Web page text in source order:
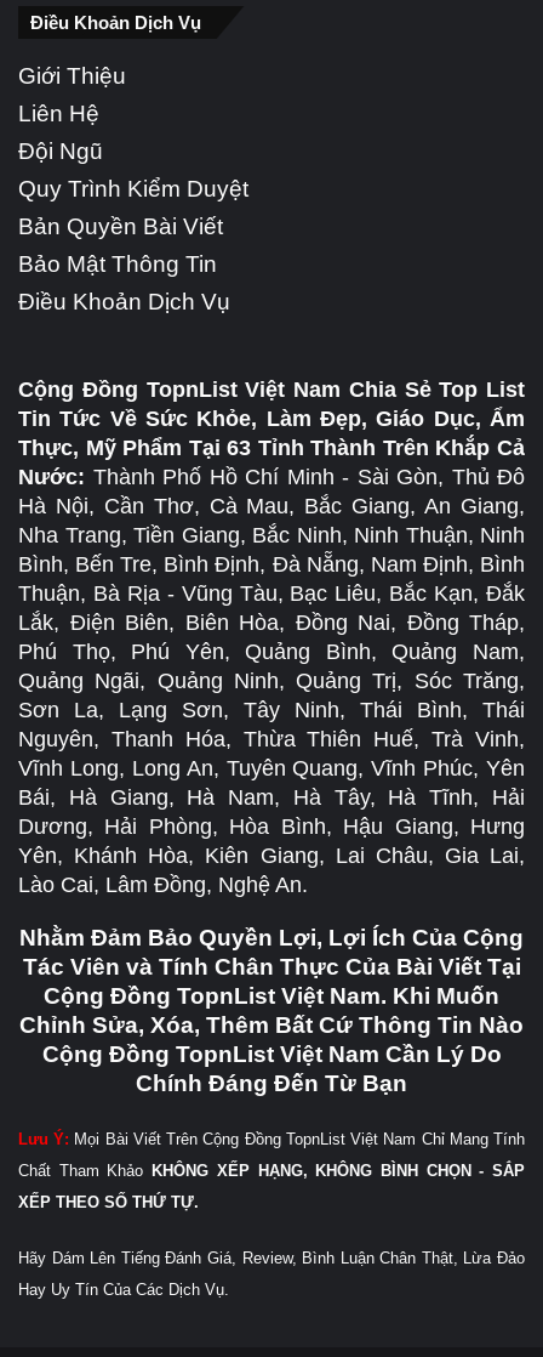
Điều Khoản Dịch Vụ
Giới Thiệu
Liên Hệ
Đội Ngũ
Quy Trình Kiểm Duyệt
Bản Quyền Bài Viết
Bảo Mật Thông Tin
Điều Khoản Dịch Vụ
Cộng Đồng TopnList Việt Nam Chia Sẻ Top List
Tin Tức Về Sức Khỏe, Làm Đẹp, Giáo Dục, Ẩm
Thực, Mỹ Phẩm Tại 63 Tỉnh Thành Trên Khắp Cả
Nước: Thành Phố Hồ Chí Minh - Sài Gòn, Thủ Đô
Hà Nội, Cần Thơ, Cà Mau, Bắc Giang, An Giang,
Nha Trang, Tiền Giang, Bắc Ninh, Ninh Thuận, Ninh
Bình, Bến Tre, Bình Định, Đà Nẵng, Nam Định, Bình
Thuận, Bà Rịa - Vũng Tàu, Bạc Liêu, Bắc Kạn, Đắk
Lắk, Điện Biên, Biên Hòa, Đồng Nai, Đồng Tháp,
Phú Thọ, Phú Yên, Quảng Bình, Quảng Nam,
Quảng Ngãi, Quảng Ninh, Quảng Trị, Sóc Trăng,
Sơn La, Lạng Sơn, Tây Ninh, Thái Bình, Thái
Nguyên, Thanh Hóa, Thừa Thiên Huế, Trà Vinh,
Vĩnh Long, Long An, Tuyên Quang, Vĩnh Phúc, Yên
Bái, Hà Giang, Hà Nam, Hà Tây, Hà Tĩnh, Hải
Dương, Hải Phòng, Hòa Bình, Hậu Giang, Hưng
Yên, Khánh Hòa, Kiên Giang, Lai Châu, Gia Lai,
Lào Cai, Lâm Đồng, Nghệ An.
Nhằm Đảm Bảo Quyền Lợi, Lợi Ích Của Cộng
Tác Viên và Tính Chân Thực Của Bài Viết Tại
Cộng Đồng TopnList Việt Nam. Khi Muốn
Chỉnh Sửa, Xóa, Thêm Bất Cứ Thông Tin Nào
Cộng Đồng TopnList Việt Nam Cần Lý Do
Chính Đáng Đến Từ Bạn
Lưu Ý: Mọi Bài Viết Trên Cộng Đồng TopnList Việt Nam Chỉ Mang Tính
Chất Tham Khảo KHÔNG XẾP HẠNG, KHÔNG BÌNH CHỌN - SẮP
XẾP THEO SỐ THỨ TỰ.
Hãy Dám Lên Tiếng Đánh Giá, Review, Bình Luận Chân Thật, Lừa Đảo
Hay Uy Tín Của Các Dịch Vụ.